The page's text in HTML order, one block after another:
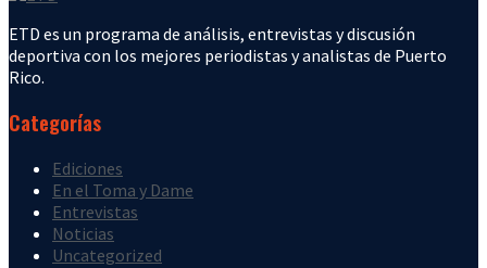
ETD es un programa de análisis, entrevistas y discusión
deportiva con los mejores periodistas y analistas de Puerto
Rico.
Categorías
Ediciones
En el Toma y Dame
Entrevistas
Noticias
Uncategorized